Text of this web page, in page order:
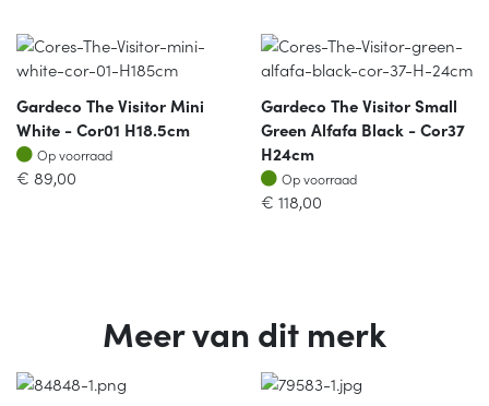
Gardeco The Visitor Mini
White - Cor01 H18.5cm
Op voorraad
Op voorraad
€ 89,00
Gardeco The Visitor Small
Green Alfafa Black - Cor37
H24cm
Op voorraad
Op voorraad
€ 118,00
Meer van dit merk